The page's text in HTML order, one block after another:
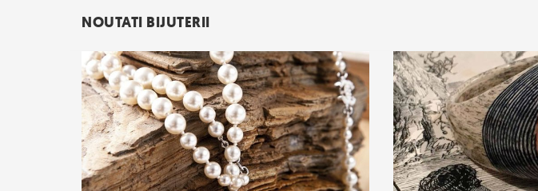
NOUTATI BIJUTERII